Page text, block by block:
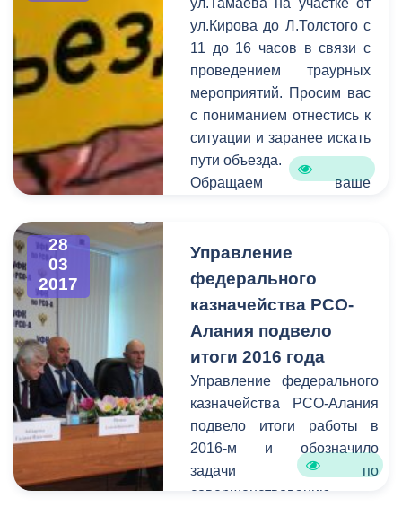
ул.Тамаева на участке от
ул.Кирова до Л.Толстого с
11 до 16 часов в связи с
проведением траурных
мероприятий. Просим вас
с пониманием отнестись к
ситуации и заранее искать
пути объезда.
Обращаем ваше
своевременно сообщать
информацию о
планируемом перекрытии
Смысл этого оповещения
состоит в том, чтобы АМС
г. Владикавказ имела
возможность
предупредить остальных
граждан города о
временных неудобствах
28
03
2017
Управление
федерального
казначейства РСО-
Алания подвело
итоги 2016 года
Управление федерального
казначейства РСО-Алания
подвело итоги работы в
2016-м и обозначило
задачи по
совершенствованию